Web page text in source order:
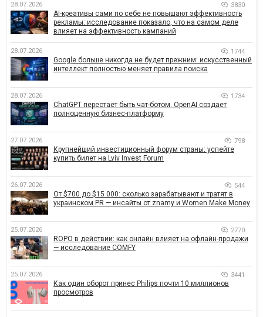
28.07.2026 3830
AI-креативы сами по себе не повышают эффективность
рекламы: исследование показало, что на самом деле
влияет на эффективность кампаний
28.07.2026 1744
Google больше никогда не будет прежним: искусственный
интеллект полностью меняет правила поиска
28.07.2026 1734
ChatGPT перестает быть чат-ботом. OpenAI создает
полноценную бизнес-платформу
27.07.2026 798
Крупнейший инвестиционный форум страны: успейте
купить билет на Lviv Invest Forum
26.07.2026 544
От $700 до $15 000: сколько зарабатывают и тратят в
украинском PR — инсайты от znamy и Women Make Money
25.07.2026 2770
ROPO в действии: как онлайн влияет на офлайн-продажи
— исследование COMFY
25.07.2026 3441
Как один оборот принес Philips почти 10 миллионов
просмотров